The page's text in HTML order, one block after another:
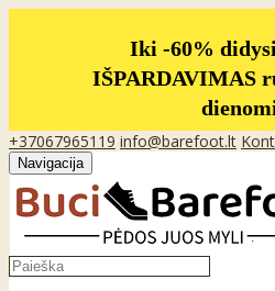
Iki -60%
IŠPARDAVIMAS
+37067965119 info@barefoot.lt
Navigacija